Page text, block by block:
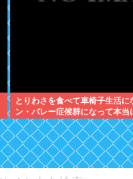
とりわさを食べて車椅子生活に
ン・バレー症候群になって本当
が良かったと思った」